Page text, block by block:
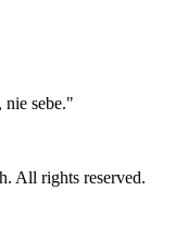
nie sebe."
All rights reserved.